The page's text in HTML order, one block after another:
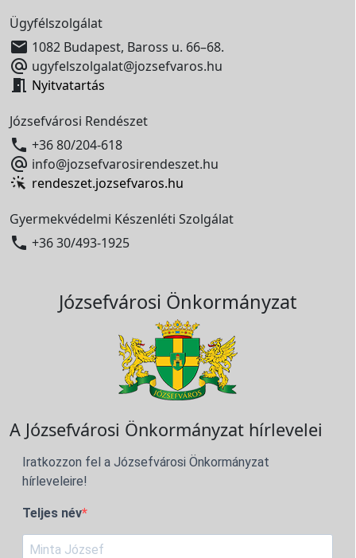
Ügyfélszolgálat
 1082 Budapest, Baross u. 66–68.
 ugyfelszolgalat@jozsefvaros.hu
 Nyitvatartás
Józsefvárosi Rendészet
 +36 80/204-618
 info@jozsefvarosirendeszet.hu
rendeszet.jozsefvaros.hu
Gyermekvédelmi Készenléti Szolgálat
 +36 30/493-1925
Józsefvárosi Önkormányzat
A Józsefvárosi Önkormányzat hírlevelei
Iratkozzon fel a Józsefvárosi Önkormányzat
hírleveleire!
Teljes név